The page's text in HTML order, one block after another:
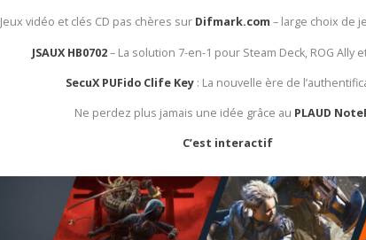
Jeux vidéo et clés CD pas chères sur Difmark.com – large choix de
JSAUX HB0702– La solution 7-en-1 pour Steam Deck, ROG Ally
SecuX PUFido Clife Key : La nouvelle ère de
Ne perdez plus jamais une idée grâce au PLAUD
C’est interactif